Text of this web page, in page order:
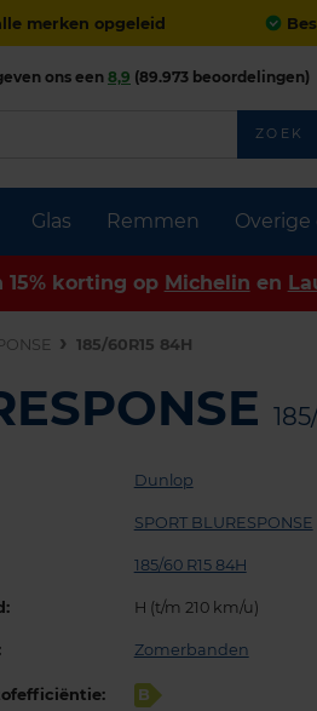
merken opgeleid
Glas Remmen
ons een 8,9 (89.973 beoordelingen)
ZOEK
15% korting op Michelin en
185/60R15 84H
Dunlop
SPORT BLURESPONSE
185/60 R15 84H
H (t/m 210 km/u)
Zomerbanden
B